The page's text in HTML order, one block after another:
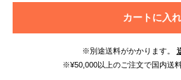
カートに入
※別途送料がかかります。
※¥50,000以上のご注文で国内送